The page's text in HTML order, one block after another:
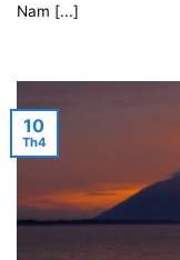
Nam [...]
10
Th4